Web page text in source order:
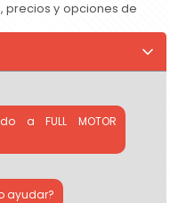
precios y opciones de
precios y contactar
a FULL MOTOR
ayudar?